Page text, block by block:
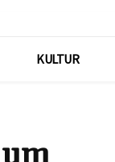
KULTUR